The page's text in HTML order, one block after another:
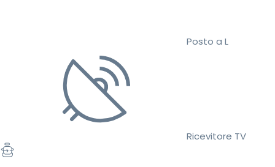
Posto a L
Ricevitore TV